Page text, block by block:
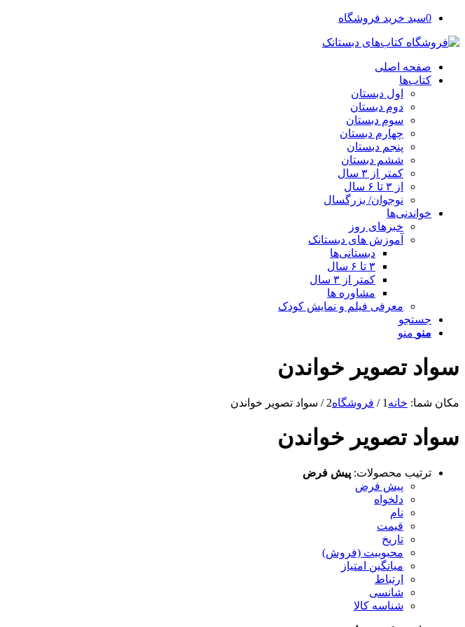
0سبد خرید فروشگاه
صفحه اصلی
کتاب‌ها
اول دبستان
دوم دبستان
سوم دبستان
چهارم دبستان
پنجم دبستان
ششم دبستان
کمتر از ۳ سال
از ۳ تا ۶ سال
نوجوان/ بزرگسال
خواندنی‌ها
خبرهای روز
آموزش های دبستانک
دبستانی‌ها
۳ تا ۶ سال
کمتر از ۳ سال
مشاوره ها
معرفی فیلم و نمایش کودک
جستجو
منو منو
سواد تصویر خواندن
مکان شما: خانه 1
/ فروشگاه2
/ سواد تصویر خواندن
سواد تصویر خواندن
ترتیب محصولات: پیش فرض
پیش فرض
دلخواه
نام
قیمت
تاریخ
محبوبیت (فروش)
میانگین امتیاز
ارتباط
شانسی
شناسه کالا